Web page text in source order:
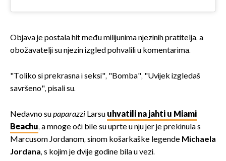
Objava je postala hit među milijunima njezinih pratitelja, a
obožavatelji su njezin izgled pohvalili u komentarima.
"Toliko si prekrasna i seksi", "Bomba", "Uvijek izgledaš
savršeno", pisali su.
Nedavno supaparazzi Larsu uhvatili na jahti u Miami
Beachu, a mnoge oči bile su uprte u nju jer je prekinula s
Marcusom Jordanom, sinom košarkaške legende Michaela
Jordana, s kojim je dvije godine bila u vezi.